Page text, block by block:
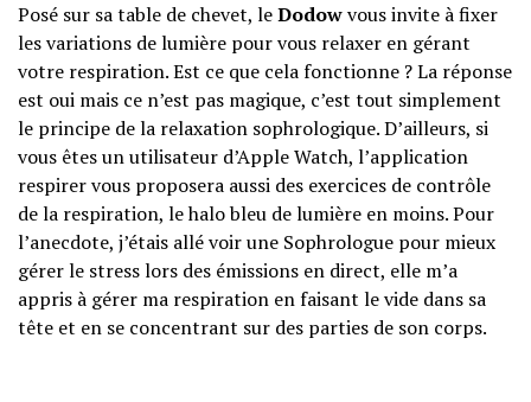
Posé sur sa table de chevet, leDodowvous invite à fixer
les variations de lumière pour vous relaxer en gérant
votre respiration. Est ce que cela fonctionne ? La réponse
est oui mais ce n’est pas magique, c’est tout simplement
le principe de la relaxation sophrologique. D’ailleurs, si
vous êtes un utilisateur d’Apple Watch, l’application
respirer vous proposera aussi des exercices de contrôle
de la respiration, le halo bleu de lumière en moins. Pour
l’anecdote, j’étais allé voir une Sophrologue pour mieux
gérer le stress lors des émissions en direct, elle m’a
appris à gérer ma respiration en faisant le vide dans sa
tête et en se concentrant sur des parties de son corps.